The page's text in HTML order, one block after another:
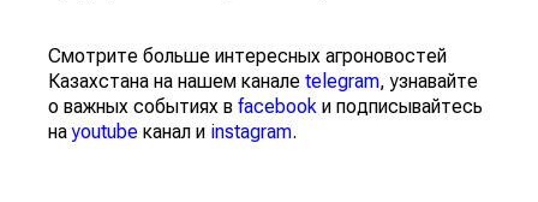
Смотрите больше интересных агроновостей
Казахстана на нашем канале telegram, узнавайте
о важных событиях в facebook и подписывайтесь
наyoutube канал и instagram.